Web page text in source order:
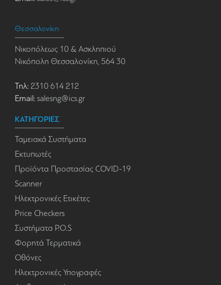
Θεσσαλονίκη
Νικοπόλεως 10 & Ασκληπιού
Νικόπολη Θεσσαλονίκη, 564 30
Τηλ: 2310 614 212
Email: salesng@ics.gr
ΚΑΤΗΓΟΡΙΕΣ
Ταμειακά Συστήματα
Εκτυπωτές
Προϊόντα Προστασίας COVID-19
Scanner
Ηλεκτρονικές Ετικέτες
Price Checkers
Συστήματα P.O.S
Φορητά Τερματικά
Οθόνες
Ηλεκτρονικές Υπογραφές